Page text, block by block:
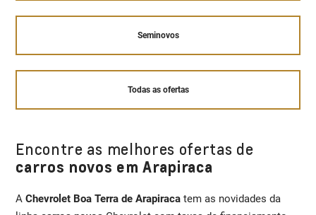
Seminovos
Todas as ofertas
Encontre as melhores ofertas de
carros novos em Arapiraca
AChevrolet Boa Terra de Arapiracatem as novidades da